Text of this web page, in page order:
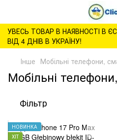
УВЕСЬ ТОВАР В НАЯВНОСТІ В
ВІД 4 ДНІВ В УКРАЇНУ!
Інше Мобільні телефони,
Мобільні
Фільтр
НОВИНКА
ХІТ